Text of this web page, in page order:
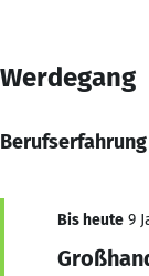
Werdegang
Bis heute 9